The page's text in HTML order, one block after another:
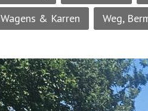
Wagens & Karren Weg,